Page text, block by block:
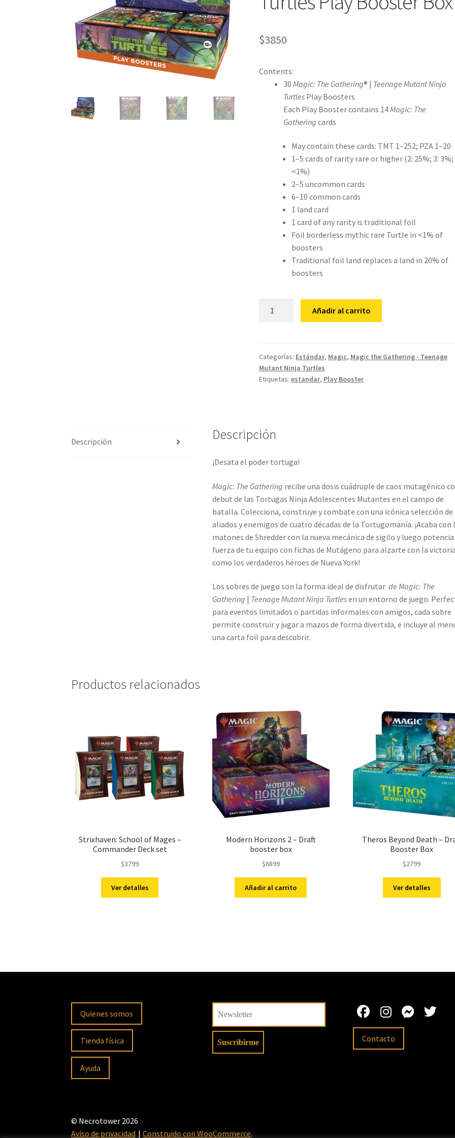
$3850
Contents:
30 Magic: The Gathering® | Teenage Mutant Ninja
Turtles Play Boosters
Each Play Booster contains 14 Magic: The
Gathering cards
May contain these cards: TMT 1–252; PZA 1–20
1–5 cards of rarity rare or higher (2: 25%; 3: 3%;
<1%)
2–5 uncommon cards
6–10 common cards
1 land card
1 card of any rarity is traditional foil
Foil borderless mythic rare Turtle in <1% of
boosters
Traditional foil land replaces a land in 20% of
boosters
Teenage
Mutant
Ninja
Box
Añadir al carrito
Categorías: Estándar, Magic, Magic the Gathering - Teenage
Mutant Ninja Turtles
Etiquetas:estandar, Play Booster
Descripción Descripción
¡Desata el poder tortuga!
Magic: The Gathering recibe una dosis cuádruple de caos mutagénico
debut de las Tortugas Ninja Adolescentes Mutantes en el campo de
batalla. Colecciona, construye y combate con una icónica selección de
aliados y enemigos de cuatro décadas de la Tortugomanía. ¡Acaba con
matones de Shredder con la nueva mecánica de sigilo y luego
fuerza de tu equipo con fichas de Mutágeno para alzarte con la
como los verdaderos héroes de Nueva York!
Los sobres de juego son la forma ideal de disfrutar de Magic: The
Gathering | Teenage Mutant Ninja Turtlesen un entorno de juego.
para eventos limitados o partidas informales con amigos, cada sobre
permite construir y jugar a mazos de forma divertida, e incluye al
una carta foil para descubrir.
Productos relacionados
Strixhaven: School of Mages –
Commander Deck set
$3799
Ver detalles
Modern Horizons 2 – Draft
booster box
$6899
Añadir al carrito
Theros Beyond Death –
Booster Box
$2799
Ver detalles
Quienes somos
Tienda física
Ayuda
Contacto
© Necrotower 2026
Aviso de privacidad
Construido con WooCommerce.